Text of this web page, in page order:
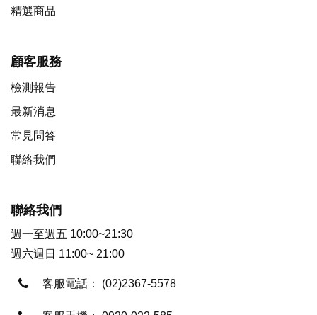
精選商品
顧客服務
檢測報告
最新消息
常見問答
聯絡我們
聯絡我們
週一至週五 10:00~21:30
週六週日 11:00~ 21:00
客服電話： (02)2367-5578